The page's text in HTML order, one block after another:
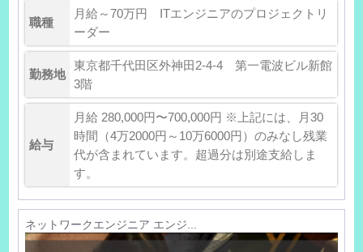
職種
月給～70万円 ITエンジニアのプロジェクトリ
ーダー
勤務地
東京都千代田区外神田2-4-4 第一電波ビル新館
3階
給与
月給 280,000円〜700,000円 ※上記には、月30
時間（4万2000円～10万6000円）のみなし残業
代が含まれています。超過分は別途支給しま
す。
ネットワークエンジニア エンジ...